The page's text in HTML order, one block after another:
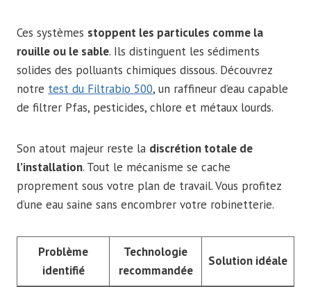
Ces systèmes stoppent les particules comme la
rouille ou le sable. Ils distinguent les sédiments
solides des polluants chimiques dissous. Découvrez
notre test du Filtrabio 500, un raffineur d’eau capable
de filtrer Pfas, pesticides, chlore et métaux lourds.
Son atout majeur reste la discrétion totale de
l’installation. Tout le mécanisme se cache
proprement sous votre plan de travail. Vous profitez
d’une eau saine sans encombrer votre robinetterie.
Problème
identifié
Technologie
recommandée
Solution idéale